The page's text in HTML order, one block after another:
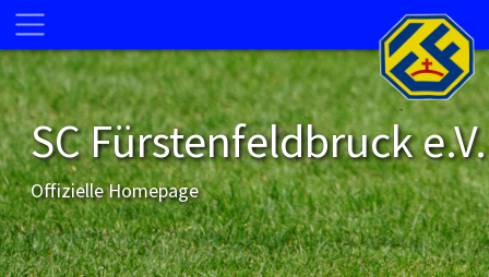
SC Fürstenfeldbruck e.V.
Offizielle Homepage